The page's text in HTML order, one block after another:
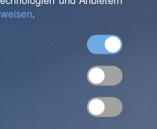
Kreislaufs. Am
der letzten Aktionen
können die
viel wertvolles
im Unternehmen
die man aus